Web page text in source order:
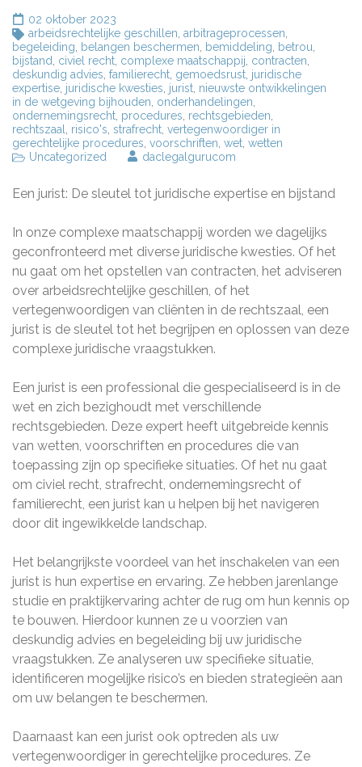
02 oktober 2023
arbeidsrechtelijke geschillen arbitrageprocessen
begeleiding
belangen beschermen bemiddeling betrou
bijstand
civiel recht complexe maatschappij contracten
deskundig advies familierecht gemoedsrust juridische
expertise juridische kwesties jurist nieuwste ontwikkelingen
in de wetgeving bijhouden onderhandelingen
ondernemingsrecht procedures rechtsgebieden
rechtszaal
risico's strafrecht vertegenwoordiger in
gerechtelijke procedures voorschriften wet wetten
Uncategorized
daclegalgurucom
Een jurist: De sleutel tot juridische expertise en bijstand
In onze complexe maatschappij worden we dagelijks
geconfronteerd met diverse juridische kwesties. Of het
nu gaat om het opstellen van contracten, het adviseren
over arbeidsrechtelijke geschillen, of het
vertegenwoordigen van cliënten in de rechtszaal, een
jurist is de sleutel tot het begrijpen en oplossen van deze
complexe juridische vraagstukken.
Een jurist is een professional die gespecialiseerd is in de
wet en zich bezighoudt met verschillende
rechtsgebieden. Deze expert heeft uitgebreide kennis
van wetten, voorschriften en procedures die van
toepassing zijn op specifieke situaties. Of het nu gaat
om civiel recht, strafrecht, ondernemingsrecht of
familierecht, een jurist kan u helpen bij het navigeren
door dit ingewikkelde landschap.
Het belangrijkste voordeel van het inschakelen van een
jurist is hun expertise en ervaring. Ze hebben jarenlange
studie en praktijkervaring achter de rug om hun kennis op
te bouwen. Hierdoor kunnen ze u voorzien van
deskundig advies en begeleiding bij uw juridische
vraagstukken. Ze analyseren uw specifieke situatie,
identificeren mogelijke risico’s en bieden strategieën aan
om uw belangen te beschermen.
Daarnaast kan een jurist ook optreden als uw
vertegenwoordiger in gerechtelijke procedures. Ze